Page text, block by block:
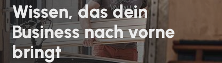
Wissen, das dein
Business nach vorne
bringt